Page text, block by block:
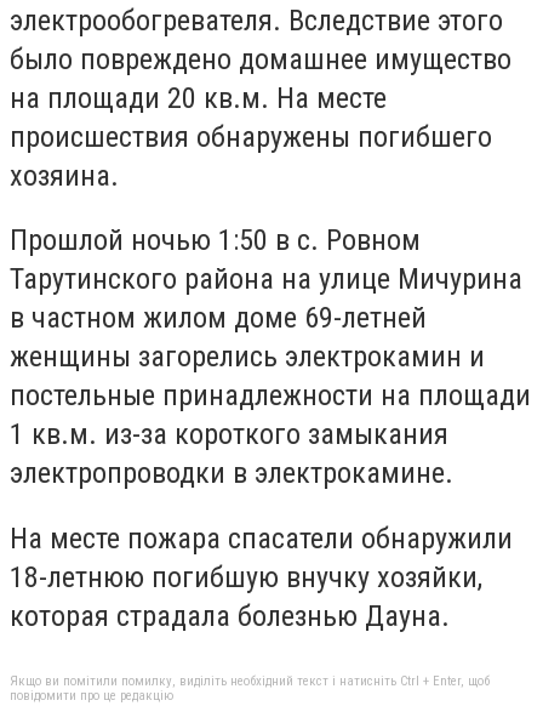
электрообогревателя. Вследствие этого
было повреждено домашнее имущество
на площади 20 кв.м. На месте
происшествия обнаружены погибшего
хозяина.
Прошлой ночью 1:50 в с. Ровном
Тарутинского района на улице Мичурина
в частном жилом доме 69-летней
женщины загорелись электрокамин и
постельные принадлежности на площади
1 кв.м. из-за короткого замыкания
электропроводки в электрокамине.
На месте пожара спасатели обнаружили
18-летнюю погибшую внучку хозяйки,
которая страдала болезнью Дауна.
Якщо ви помітили помилку, виділіть необхідний текст і натисніть Ctrl + Enter, щоб
повідомити про це редакцію